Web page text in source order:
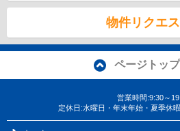
物件リクエ
ページトッ
営業時間:9:30～
定休日:水曜日・年末年始・夏季休